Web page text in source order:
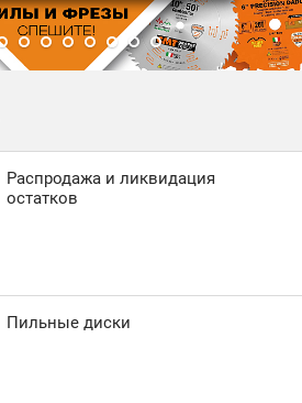
Распродажа и ликвидация
остатков
Пильные диски